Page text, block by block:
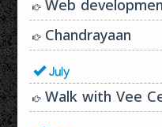
Web
Chandrayaan
July
Walk with Vee